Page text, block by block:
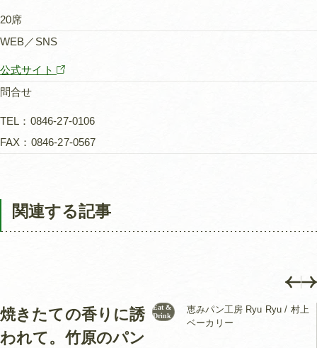
20席
WEB／SNS
公式サイト
問合せ
TEL：0846-27-0106
FAX：0846-27-0567
関連する記事
焼きたての香りに誘
われて。竹原のパン
Eat &
Drink
恵みパン工房 Ryu Ryu / 村上
ベーカリー